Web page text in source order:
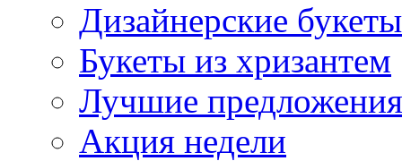
Дизайнерские
Букеты из хризантем
Лучшие предложения
Акция недели